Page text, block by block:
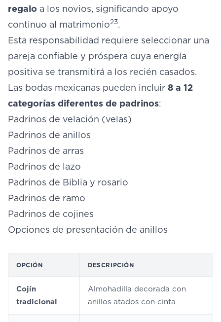
regalo a los novios, significando apoyo
continuo al matrimonio23.
Esta responsabilidad requiere seleccionar una
pareja confiable y próspera cuya energía
positiva se transmitirá a los recién casados.
Las bodas mexicanas pueden incluir 8 a 12
categorías diferentes de padrinos:
Padrinos de velación (velas)
Padrinos de anillos
Padrinos de arras
Padrinos de lazo
Padrinos de Biblia y rosario
Padrinos de ramo
Padrinos de cojines
Opciones de presentación de anillos
OPCIÓN DESCRIPCIÓN
Cojín
tradicional
Almohadilla decorada con
anillos atados con cinta